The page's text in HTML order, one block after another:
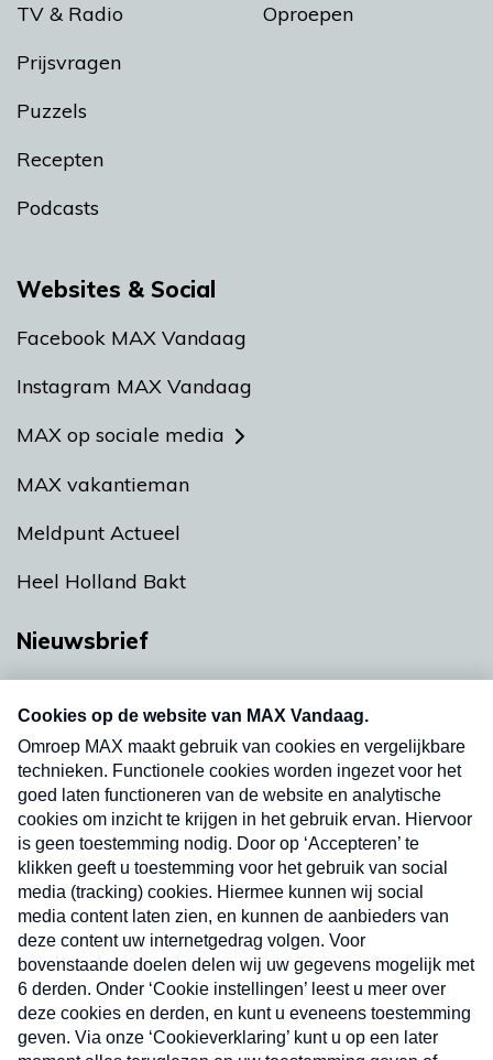
TV & Radio
Prijsvragen
Puzzels
Recepten
Podcasts
Oproepen
Websites & Social
Facebook MAX Vandaag
Instagram MAX Vandaag
MAX op sociale media
MAX vakantieman
Meldpunt Actueel
Heel Holland Bakt
Nieuwsbrief
nieuwsbrief. Elke vrijdag- en dinsdagochtend in
uw mailbox.
Verzend
Nieuwsbrief
Neem hier een gratis abonnement op onze